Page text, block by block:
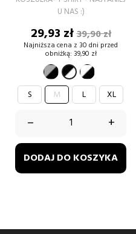
U NAS :)
Cena
29,93 złCena
podstawowa
39,90 zł
Najniższa cena z 30 dni przed
obniżką: 39,90 zł
szary-
czarny
czarno-
biały
biały-
czarny
S M L XL
– +
DODAJ DO KOSZYKA